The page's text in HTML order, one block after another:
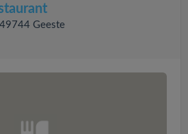
Geeste